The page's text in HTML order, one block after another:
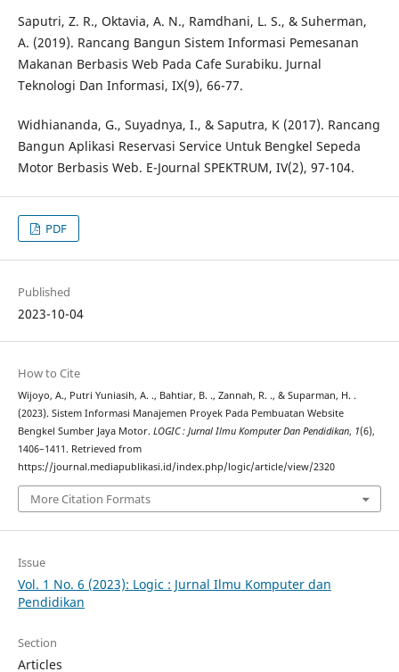
Saputri, Z. R., Oktavia, A. N., Ramdhani, L. S., & Suherman,
A. (2019). Rancang Bangun Sistem Informasi Pemesanan
Makanan Berbasis Web Pada Cafe Surabiku. Jurnal
Teknologi Dan Informasi, IX(9), 66-77.
Widhiananda, G., Suyadnya, I., & Saputra, K (2017). Rancang
Bangun Aplikasi Reservasi Service Untuk Bengkel Sepeda
Motor Berbasis Web. E-Journal SPEKTRUM, IV(2), 97-104.
PDF
Published
2023-10-04
How to Cite
Wijoyo, A., Putri Yuniasih, A. ., Bahtiar, B. ., Zannah, R. ., & Suparman, H. .
(2023). Sistem Informasi Manajemen Proyek Pada Pembuatan Website
Bengkel Sumber Jaya Motor. LOGIC : Jurnal Ilmu Komputer Dan Pendidikan, 1(6),
1406–1411. Retrieved from
https://journal.mediapublikasi.id/index.php/logic/article/view/2320
More Citation Formats
Issue
Vol. 1 No. 6 (2023): Logic : Jurnal Ilmu Komputer dan
Pendidikan
Section
Articles